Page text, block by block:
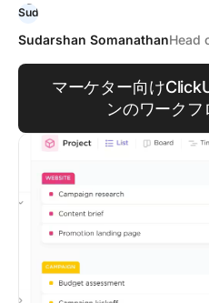
Sudarshan SomanathanHead
マーケター向け
ンのワーク